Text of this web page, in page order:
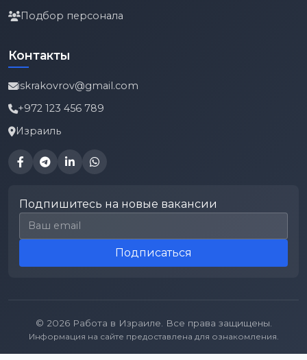
Подбор персонала
Контакты
iskrakovrov@gmail.com
+972 123 456 789
Израиль
Подпишитесь на новые вакансии
Email для подписки
Подписаться
© 2026 Работа в Израиле. Все права защищены.
Информация на сайте предоставлена для ознакомления.